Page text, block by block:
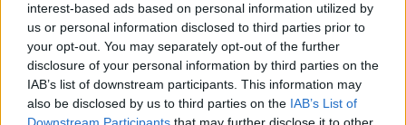
interest-based ads based on personal information utilized by
us or personal information disclosed to third parties prior to
your opt-out. You may separately opt-out of the further
disclosure of your personal information by third parties on the
IAB’s list of downstream participants. This information may
also be disclosed by us to third parties on the IAB’s List of
Η Chery επενδύει 75 εκατ. δολάρια στην KG Mobility
Το FIAT 500 Hybrid τώρα από
Ατρόμητος και Novibet